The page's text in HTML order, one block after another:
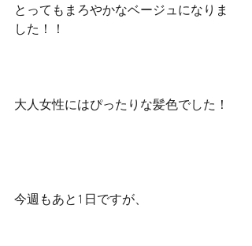
とってもまろやかなベージュになりま
した！！
大人女性にはぴったりな髪色でした！
今週もあと1日ですが、